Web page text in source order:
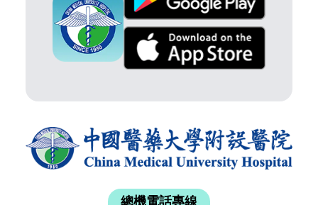
總機電話專線